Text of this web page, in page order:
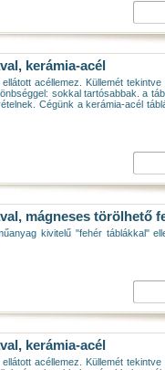
kerámia-acél
acéllemez. Küllemét tekintve
sokkal tartósabbak. a
Cégünk a kerámia-acél
mágneses törölhető
kivitelű "fehér táblákkal"
kerámia-acél
acéllemez. Küllemét tekintve